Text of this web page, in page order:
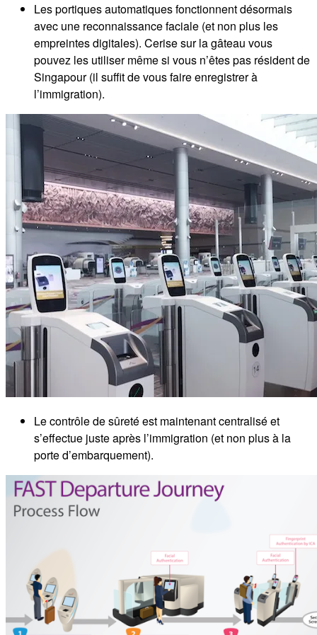
Les portiques automatiques fonctionnent désormais
avec une reconnaissance faciale (et non plus les
empreintes digitales). Cerise sur la gâteau vous
pouvez les utiliser même si vous n’êtes pas résident de
Singapour (il suffit de vous faire enregistrer à
l’immigration).
Le contrôle de sûreté est maintenant centralisé et
s’effectue juste après l’immigration (et non plus à la
porte d’embarquement).